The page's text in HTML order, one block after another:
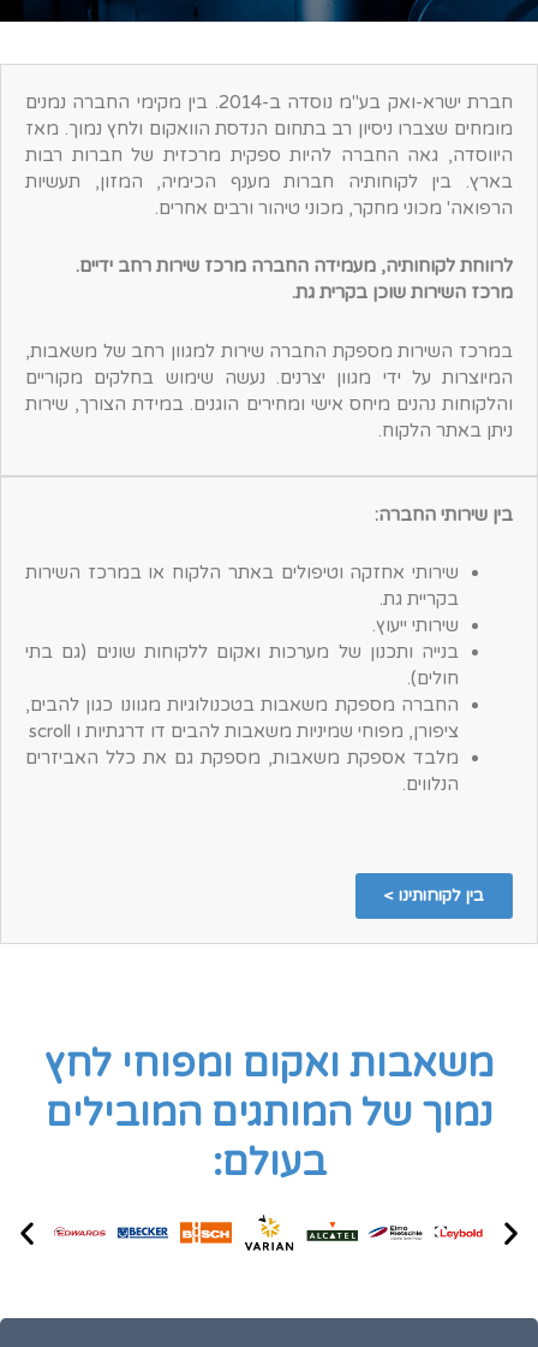
חברת ישרא-ואק בע"מ נוסדה ב-2014. בין מקימי החברה נמנים
מומחים שצברו ניסיון רב בתחום הנדסת הוואקום ולחץ נמוך. מאז
היווסדה, גאה החברה להיות ספקית מרכזית של חברות רבות
בארץ. בין לקוחותיה חברות מענף הכימיה, המזון, תעשיות
הרפואה' מכוני מחקר, מכוני טיהור ורבים אחרים.
לרווחת לקוחותיה, מעמידה החברה מרכז שירות רחב ידיים.
מרכז השירות שוכן בקרית גת.
במרכז השירות מספקת החברה שירות למגוון רחב של משאבות,
המיוצרות על ידי מגוון יצרנים. נעשה שימוש בחלקים מקוריים
והלקוחות נהנים מיחס אישי ומחירים הוגנים. במידת הצורך, שירות
ניתן באתר הלקוח.
בין שירותי החברה:
שירותי אחזקה וטיפולים באתר הלקוח או במרכז השירות
בקריית גת.
שירותי ייעוץ.
בנייה ותכנון של מערכות ואקום ללקוחות שונים (גם בתי
חולים).
החברה מספקת משאבות בטכנולוגיות מגוונו כגון להבים,
ציפורן, מפוחי שמיניות משאבות להבים דו דרגתיות ו scroll
מלבד אספקת משאבות, מספקת גם את כלל האביזרים
הנלווים.
בין לקוחותינו >
משאבות ואקום ומפוחי לחץ
נמוך של המותגים המובילים
בעולם: